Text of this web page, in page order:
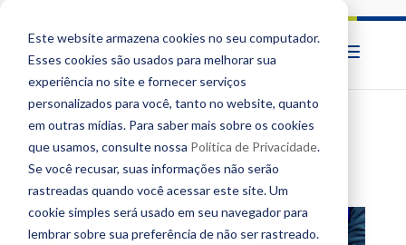
Este website armazena cookies no seu computador.
Esses cookies são usados ​​para melhorar sua
experiência no site e fornecer serviços
personalizados para você, tanto no website, quanto
em outras mídias. Para saber mais sobre os cookies
que usamos, consulte nossa Política de Privacidade.
Se você recusar, suas informações não serão
rastreadas quando você acessar este site. Um
cookie simples será usado em seu navegador para
lembrar sobre sua preferência de não ser rastreado.
Feira Literária 2021: ECO! Saiba como foi
17/08/2021